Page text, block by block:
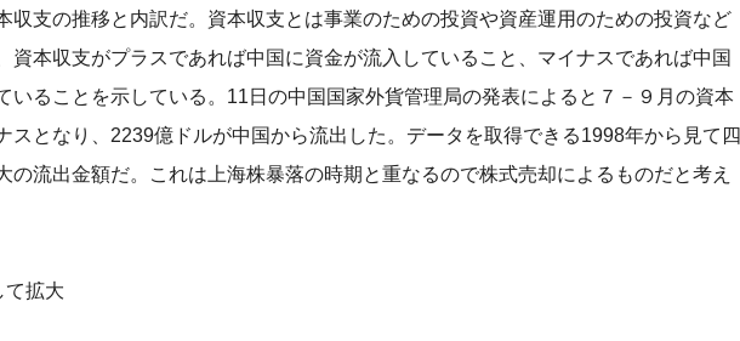
収支の推移と内訳だ。資本収支とは事業のための投資や資産運用のための投資など
資本収支がプラスであれば中国に資金が流入していること、マイナスであれば中国
いることを示している。11日の中国国家外貨管理局の発表によると７－９月の資本
スとなり、2239億ドルが中国から流出した。データを取得できる1998年から見て四
の流出金額だ。これは上海株暴落の時期と重なるので株式売却によるものだと考え
て拡大